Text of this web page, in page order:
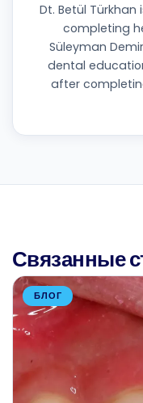
Dt. Betül
completing
Süleyman
dental
after
Связанные
БЛОГ